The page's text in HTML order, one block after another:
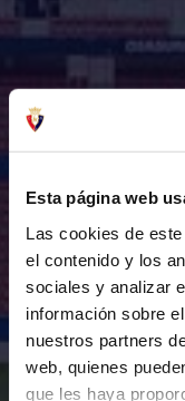
Esta página web
Las cookies de
el contenido y los
sociales y analizar
información sobre
nuestros partners
web, quienes
que les haya